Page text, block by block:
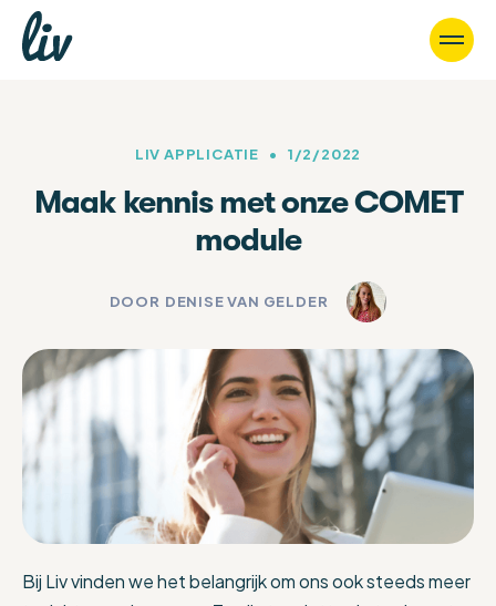
LIV APPLICATIE • 1/2/2022
Maak kennis met onze COMET
module
DOOR DENISE VAN GELDER
Bij Liv vinden we het belangrijk om ons ook steeds meer